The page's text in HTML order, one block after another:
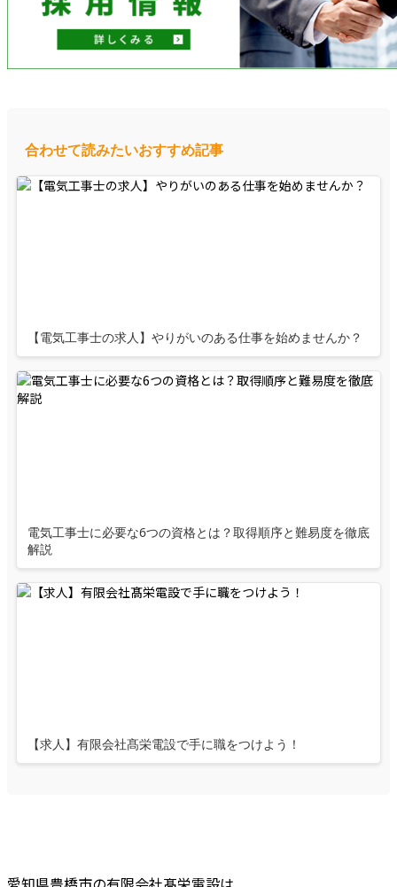
合わせて読みたいおすすめ記事
【電気工事士の求人】やりがいのある仕事を始めませんか？
電気工事士に必要な6つの資格とは？取得順序と難易度を徹底
解説
【求人】有限会社髙栄電設で手に職をつけよう！